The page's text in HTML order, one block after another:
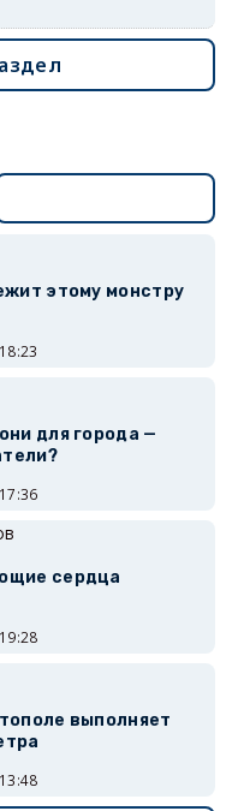
этому монстру
для города —
сердца
выполняет